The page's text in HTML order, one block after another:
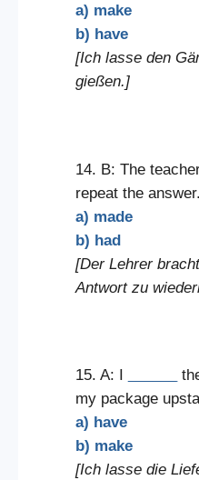
a) make
b) have
[Ich lasse den
gießen.]
14. B: The
repeat the answer.
a) made
b) had
[Der Lehrer
Antwort zu
15. A: I
my package
a) have
b) make
[Ich lasse die